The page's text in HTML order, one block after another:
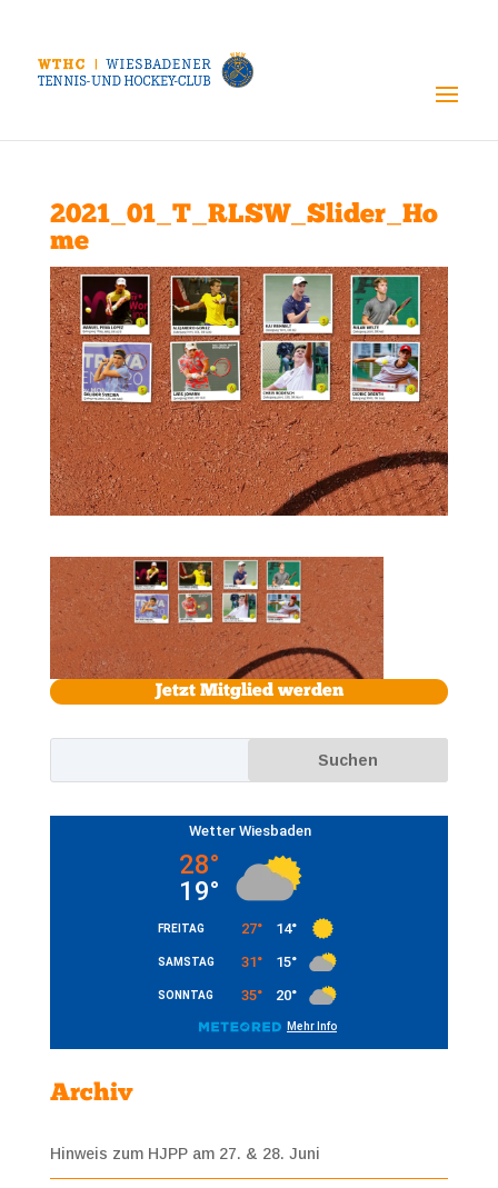
2021_01_T_RLSW_Slider_Ho
me
Jetzt Mitglied werden
Archiv
Hinweis zum HJPP am 27. & 28. Juni